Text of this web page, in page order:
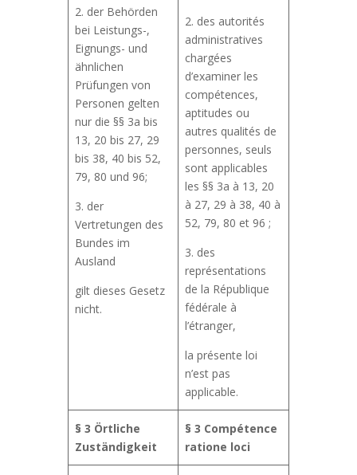
2. der Behörden
bei Leistungs-,
Eignungs- und
ähnlichen
Prüfungen von
Personen gelten
nur die §§ 3a bis
13, 20 bis 27, 29
bis 38, 40 bis 52,
79, 80 und 96;
3. der
Vertretungen des
Bundes im
Ausland
gilt dieses Gesetz
nicht.
2. des autorités
administratives
chargées
d’examiner les
compétences,
aptitudes ou
autres qualités de
personnes, seuls
sont applicables
les §§ 3a à 13, 20
à 27, 29 à 38, 40 à
52, 79, 80 et 96 ;
3. des
représentations
de la République
fédérale à
l’étranger,
la présente loi
n’est pas
applicable.
§ 3 Örtliche
Zuständigkeit
§ 3 Compétence
ratione loci